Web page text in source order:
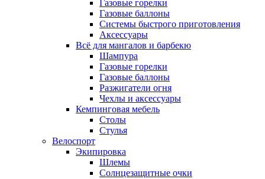
Газовые горелки
Газовые баллоны
Системы быстрого приготовления
Аксессуары
Всё для мангалов и барбекю
Шампура
Газовые горелки
Газовые баллоны
Разжигатели огня
Чехлы и аксессуары
Кемпинговая мебель
Столы
Стулья
Велоспорт
Экипировка
Шлемы
Солнцезащитные очки